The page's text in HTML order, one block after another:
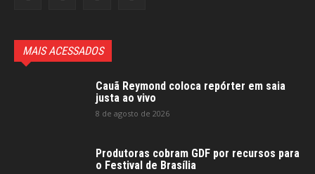
MAIS ACESSADOS
Cauã Reymond coloca repórter em saia
justa ao vivo
8 de agosto de 2026
Produtoras cobram GDF por recursos para
o Festival de Brasília